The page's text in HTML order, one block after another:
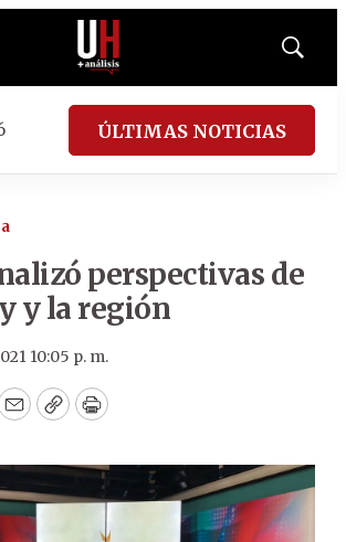
Mostrar
ÚLTIMAS NOTICIAS
perspectivas de
y la región
10:05 p. m.
EmailCopyPrint